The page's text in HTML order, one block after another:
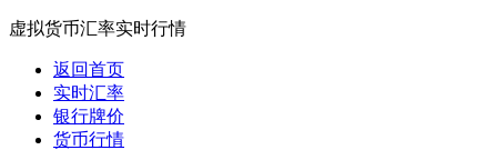
虚拟货币汇率实时行情
返回首页
实时汇率
银行牌价
货币行情